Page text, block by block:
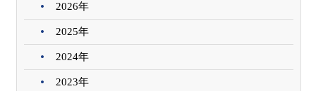
2026年
2025年
2024年
2023年